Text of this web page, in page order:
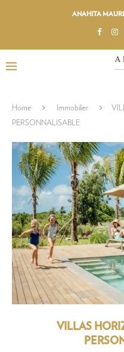
ANAHITA
Home Immobilier
PERSONNALISABLE
VILLAS